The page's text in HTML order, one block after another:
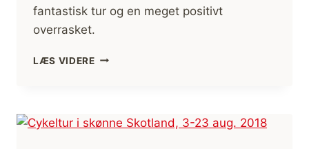
fantastisk tur og en meget positivt
overrasket.
LÆS VIDEREIRLANDS
CYKELTUR,